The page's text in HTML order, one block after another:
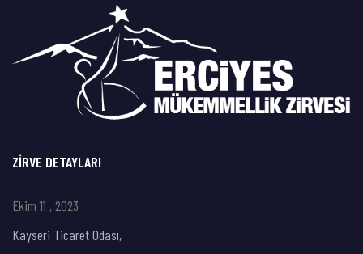
ZIRVE DETAYLARI
Ekim 11 , 2023
Kayseri Ticaret Odası,